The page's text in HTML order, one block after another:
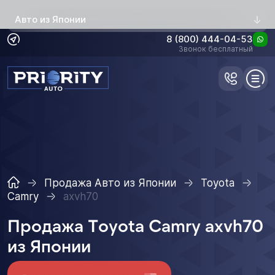
Авто из Японии
8 (800) 444-04-53
Звонок бесплатный
Продажа Авто из Японии
Toyota
Camry
axvh70
Продажа Toyota Camry axvh70
из Японии